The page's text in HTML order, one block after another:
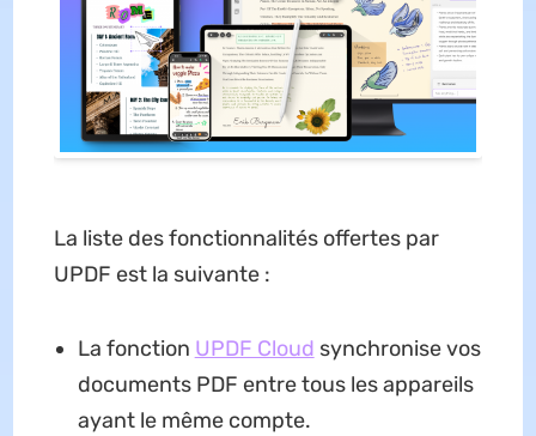
La liste des fonctionnalités offertes par
UPDF est la suivante :
La fonction UPDF Cloud synchronise vos
documents PDF entre tous les appareils
ayant le même compte.